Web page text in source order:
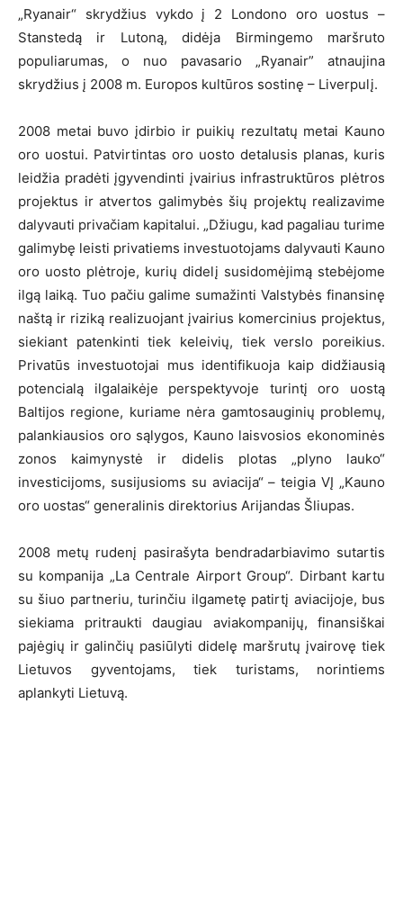
„Ryanair“ skrydžius vykdo į 2 Londono oro uostus –
Stanstedą ir Lutoną, didėja Birmingemo maršruto
populiarumas, o nuo pavasario „Ryanair” atnaujina
skrydžius į 2008 m. Europos kultūros sostinę – Liverpulį.
2008 metai buvo įdirbio ir puikių rezultatų metai Kauno
oro uostui. Patvirtintas oro uosto detalusis planas, kuris
leidžia pradėti įgyvendinti įvairius infrastruktūros plėtros
projektus ir atvertos galimybės šių projektų realizavime
dalyvauti privačiam kapitalui. „Džiugu, kad pagaliau turime
galimybę leisti privatiems investuotojams dalyvauti Kauno
oro uosto plėtroje, kurių didelį susidomėjimą stebėjome
ilgą laiką. Tuo pačiu galime sumažinti Valstybės finansinę
naštą ir riziką realizuojant įvairius komercinius projektus,
siekiant patenkinti tiek keleivių, tiek verslo poreikius.
Privatūs investuotojai mus identifikuoja kaip didžiausią
potencialą ilgalaikėje perspektyvoje turintį oro uostą
Baltijos regione, kuriame nėra gamtosauginių problemų,
palankiausios oro sąlygos, Kauno laisvosios ekonominės
zonos kaimynystė ir didelis plotas „plyno lauko“
investicijoms, susijusioms su aviacija“ – teigia VĮ „Kauno
oro uostas“ generalinis direktorius Arijandas Šliupas.
2008 metų rudenį pasirašyta bendradarbiavimo sutartis
su kompanija „La Centrale Airport Group“. Dirbant kartu
su šiuo partneriu, turinčiu ilgametę patirtį aviacijoje, bus
siekiama pritraukti daugiau aviakompanijų, finansiškai
pajėgių ir galinčių pasiūlyti didelę maršrutų įvairovę tiek
Lietuvos gyventojams, tiek turistams, norintiems
aplankyti Lietuvą.